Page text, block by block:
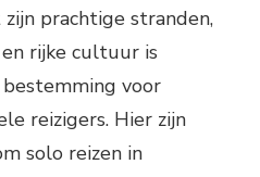
prachtige stranden,
rijke cultuur is
voor
reizigers. Hier zijn
solo reizen in